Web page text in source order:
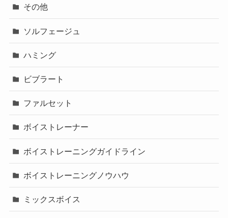
その他
ソルフェージュ
ハミング
ビブラート
ファルセット
ボイストレーナー
ボイストレーニングガイドライン
ボイストレーニングノウハウ
ミックスボイス